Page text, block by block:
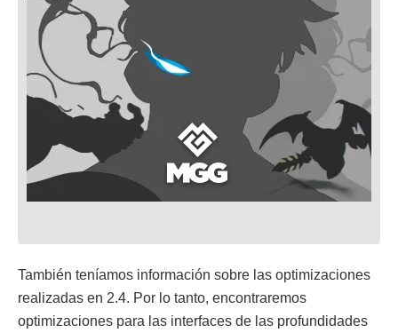
También teníamos información sobre las optimizaciones
realizadas en 2.4. Por lo tanto, encontraremos
optimizaciones para las interfaces de las profundidades